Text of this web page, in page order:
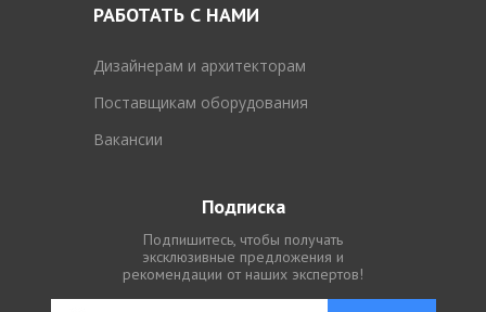
РАБОТАТЬ С НАМИ
Дизайнерам и архитекторам
Поставщикам оборудования
Вакансии
Подписка
Подпишитесь, чтобы получать
эксклюзивные предложения и
рекомендации от наших экспертов!